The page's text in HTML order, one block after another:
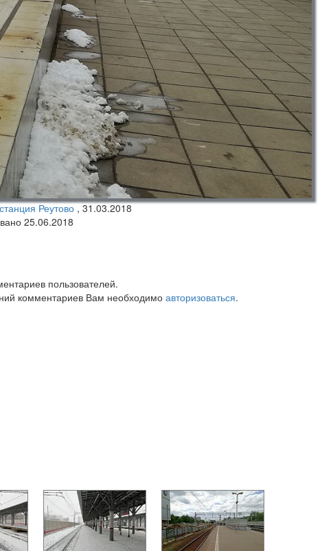
Реутово ,31.03.2018
25.06.2018
пользователей.
комментариев Вам необходимо авторизоваться.